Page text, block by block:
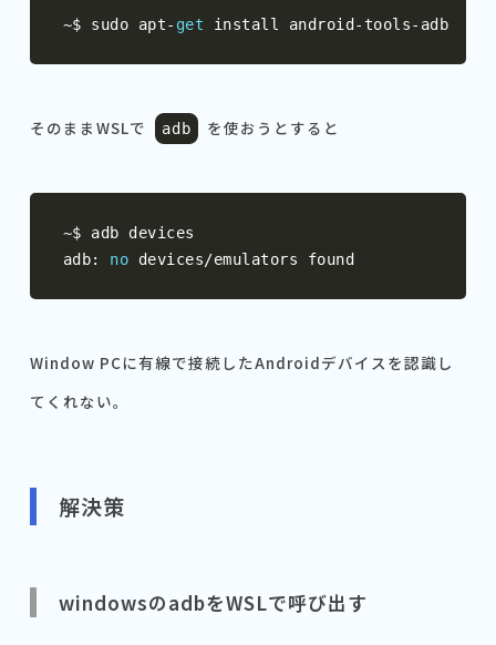
~$ sudo apt- get install android -tools- adb
そのままWSLで adb を使おうとすると
~$ adb devices
adb: no devices/emulators found
Window PCに有線で接続したAndroidデバイスを認識し
てくれない。
解決策
windowsのadbをWSLで呼び出す